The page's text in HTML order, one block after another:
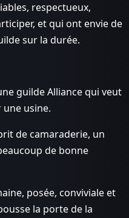
respectueux,
et qui ont envie de
sur la durée.
guilde Alliance qui veut
usine.
de camaraderie, un
de bonne
posée, conviviale et
la porte de la